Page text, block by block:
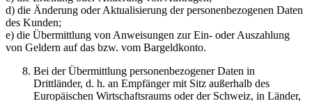
d) die Änderung oder Aktualisierung der personenbezogenen Daten
des Kunden;
e) die Übermittlung von Anweisungen zur Ein- oder Auszahlung
von Geldern auf das bzw. vom Bargeldkonto.
Bei der Übermittlung personenbezogener Daten in
Drittländer, d. h. an Empfänger mit Sitz außerhalb des
Europäischen Wirtschaftsraums oder der Schweiz, in Länder,